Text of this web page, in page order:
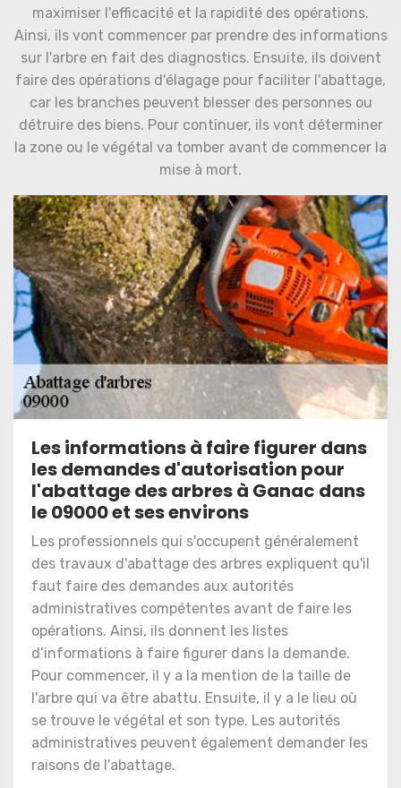
maximiser l'efficacité et la rapidité des opérations.
Ainsi, ils vont commencer par prendre des informations
sur l'arbre en fait des diagnostics. Ensuite, ils doivent
faire des opérations d'élagage pour faciliter l'abattage,
car les branches peuvent blesser des personnes ou
détruire des biens. Pour continuer, ils vont déterminer
la zone ou le végétal va tomber avant de commencer la
mise à mort.
Les informations à faire figurer dans
les demandes d'autorisation pour
l'abattage des arbres à Ganac dans
le 09000 et ses environs
Les professionnels qui s'occupent généralement
des travaux d'abattage des arbres expliquent qu'il
faut faire des demandes aux autorités
administratives compétentes avant de faire les
opérations. Ainsi, ils donnent les listes
d’informations à faire figurer dans la demande.
Pour commencer, il y a la mention de la taille de
l'arbre qui va être abattu. Ensuite, il y a le lieu où
se trouve le végétal et son type. Les autorités
administratives peuvent également demander les
raisons de l'abattage.